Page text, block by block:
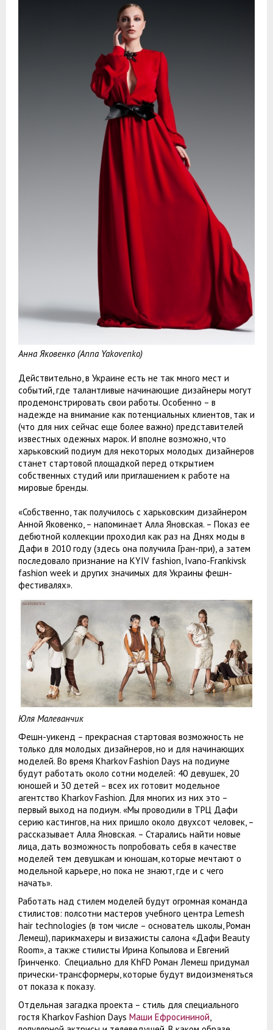
Анна Яковенко (Anna Yakovenko)
Действительно, в Украине есть не так много мест и
событий, где талантливые начинающие дизайнеры могут
продемонстрировать свои работы. Особенно – в
надежде на внимание как потенциальных клиентов, так и
(что для них сейчас еще более важно) представителей
известных одежных марок. И вполне возможно, что
харьковский подиум для некоторых молодых дизайнеров
станет стартовой площадкой перед открытием
собственных студий или приглашением к работе на
мировые бренды.
«Собственно, так получилось с харьковским дизайнером
Анной Яковенко, – напоминает Алла Яновская. – Показ ее
дебютной коллекции проходил как раз на Днях моды в
Дафи в 2010 году (здесь она получила Гран-при), а затем
последовало признание на KYIV fashion, Ivano-Frankivsk
fashion week и других значимых для Украины фешн-
фестивалях».
Юля Малеванчик
Фешн-уикенд – прекрасная стартовая возможность не
только для молодых дизайнеров, но и для начинающих
моделей. Во время Kharkov Fashion Days на подиуме
будут работать около сотни моделей: 40 девушек, 20
юношей и 30 детей – всех их готовит модельное
агентство Kharkov Fashion. Для многих из них это –
первый выход на подиум. «Мы проводили в ТРЦ Дафи
серию кастингов, на них пришло около двухсот человек, –
рассказывает Алла Яновская. – Старались найти новые
лица, дать возможность попробовать себя в качестве
моделей тем девушкам и юношам, которые мечтают о
модельной карьере, но пока не знают, где и с чего
начать».
Работать над стилем моделей будут огромная команда
стилистов: полсотни мастеров учебного центра Lemesh
hair technologies (в том числе – основатель школы, Роман
Лемеш), парикмахеры и визажисты салона «Дафи Beauty
Room», а также стилисты Ирина Копылова и Евгений
Гринченко. Специально для KhFD Роман Лемеш придумал
прически-трансформеры, которые будут видоизменяться
от показа к показу.
Отдельная загадка проекта – стиль для специального
гостя Kharkov Fashion Days Маши Ефросининой,